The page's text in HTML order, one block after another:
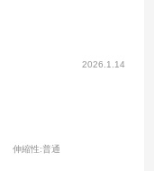
2026.1.14
伸縮性:普通